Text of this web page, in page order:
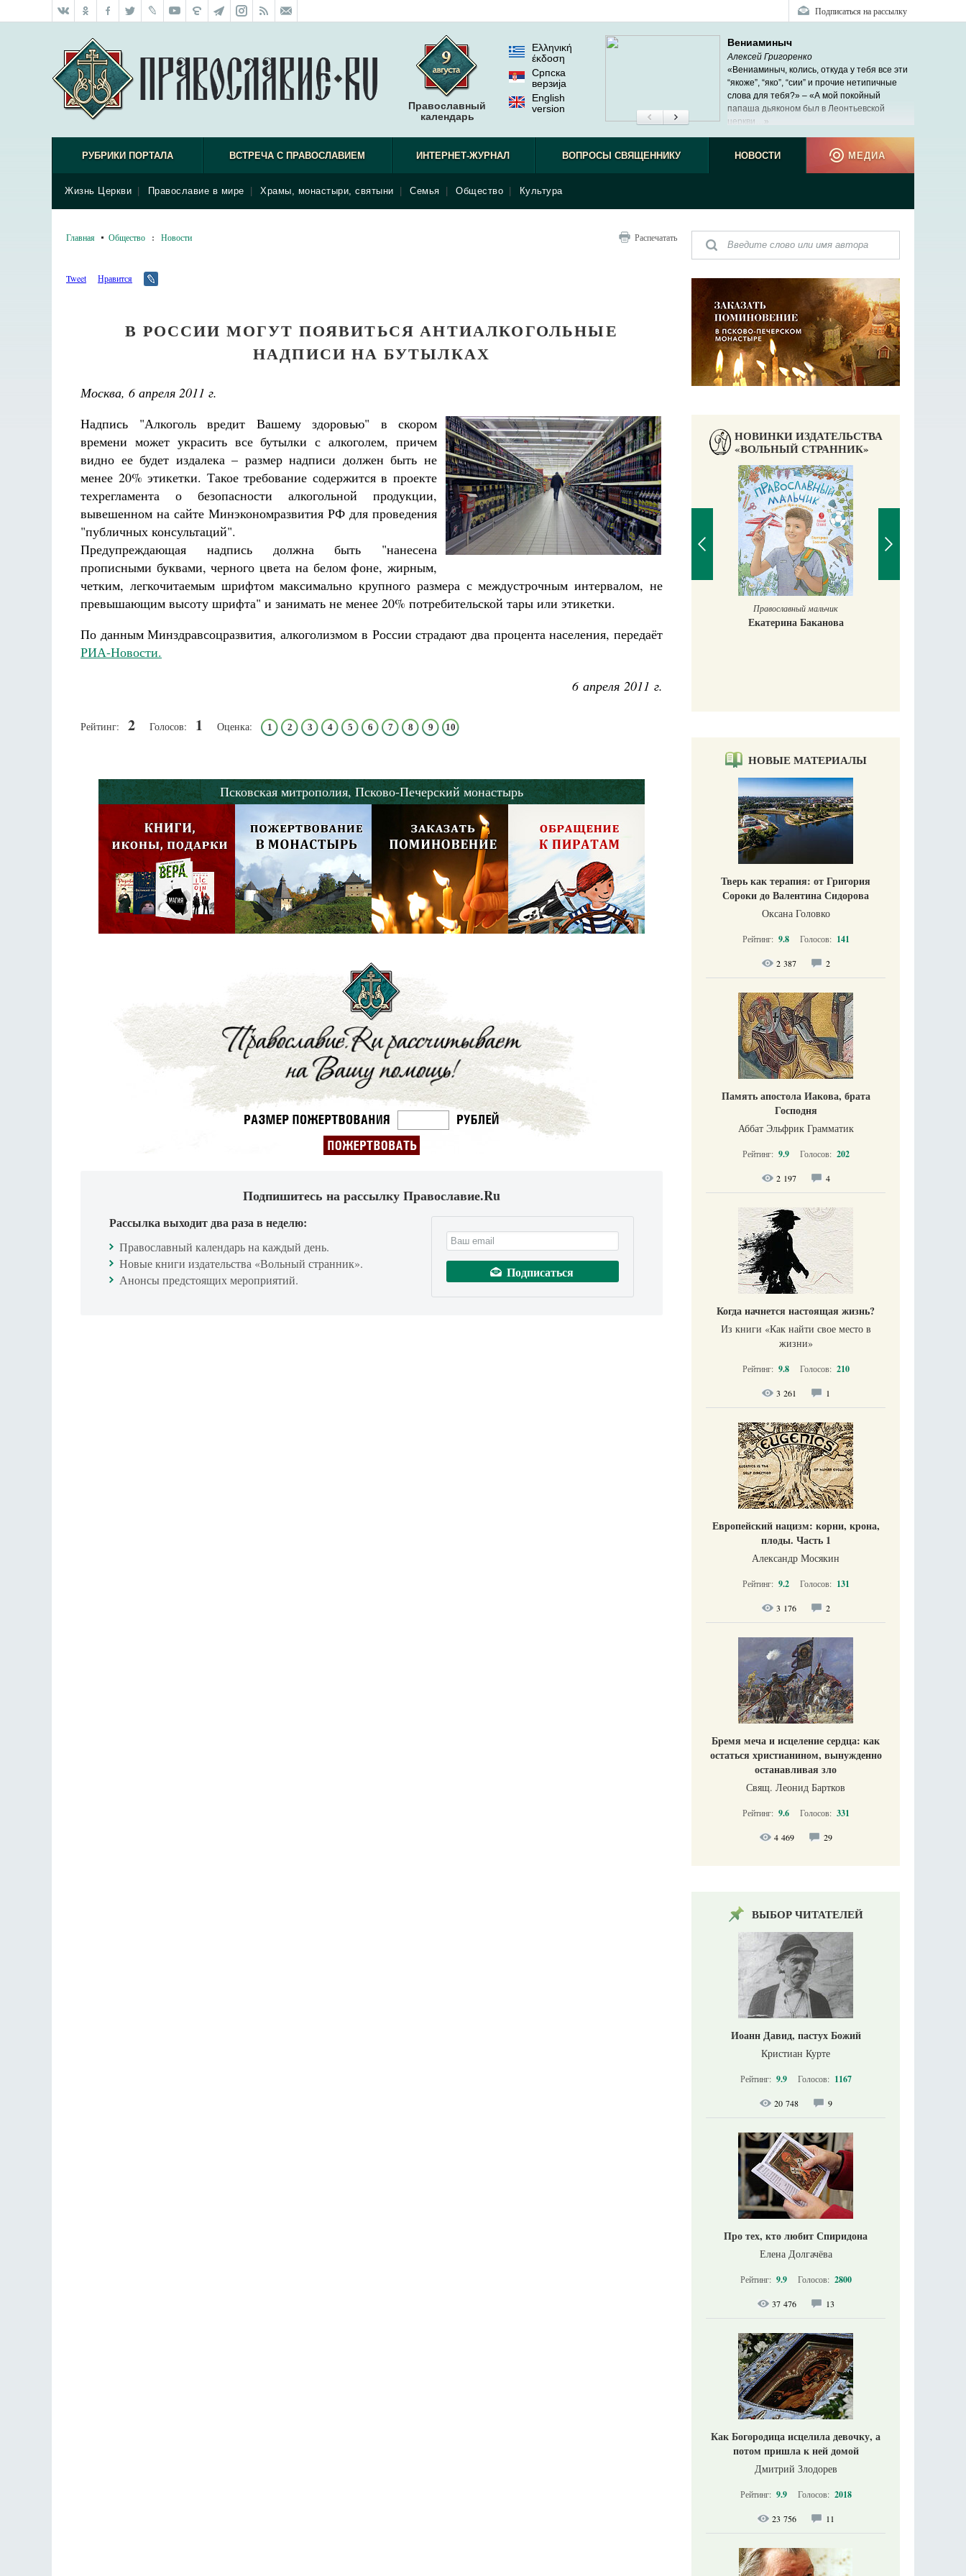
Подписаться на рассылку
Православный
календарь
Ελληνική
έκδοση
Српска
верзиjа
English
version
Вениаминыч
Алексей Григоренко
«Вениаминыч, колись, откуда у тебя все эти
“якоже”, “яко”, “сии” и прочие нетипичные
слова для тебя?» – «А мой покойный
папаша дьяконом был в Леонтьевской
церкви…»
РУБРИКИ ПОРТАЛА ВСТРЕЧА С ПРАВОСЛАВИЕМ ИНТЕРНЕТ-ЖУРНАЛ ВОПРОСЫ СВЯЩЕННИКУ НОВОСТИ
Жизнь Церкви Православие в мире Храмы, монастыри, святыни Семья Общество Культура
МЕДИА
Главная Общество : Новости Распечатать
Tweet Нравится
В РОССИИ МОГУТ ПОЯВИТЬСЯ АНТИАЛКОГОЛЬНЫЕ
НАДПИСИ НА БУТЫЛКАХ
Москва, 6 апреля 2011 г.
Надпись "Алкоголь вредит Вашему здоровью" в скором
времени может украсить все бутылки с алкоголем, причем
видно ее будет издалека – размер надписи должен быть не
менее 20% этикетки. Такое требование содержится в проекте
техрегламента о безопасности алкогольной продукции,
вывешенном на сайте Минэкономразвития РФ для проведения
"публичных консультаций".
Предупреждающая надпись должна быть "нанесена
прописными буквами, черного цвета на белом фоне, жирным,
четким, легкочитаемым шрифтом максимально крупного размера с междустрочным интервалом, не
превышающим высоту шрифта" и занимать не менее 20% потребительской тары или этикетки.
По данным Минздравсоцразвития, алкоголизмом в России страдают два процента населения, передаёт
РИА-Новости.
6 апреля 2011 г.
Рейтинг: 2 Голосов: 1 Оценка: 1 2 3 4 5 6 7 8 9 10
Псковская митрополия, Псково-Печерский монастырь
Подпишитесь на рассылку Православие.Ru
Рассылка выходит два раза в неделю:
Православный календарь на каждый день.
Новые книги издательства «Вольный странник».
Анонсы предстоящих мероприятий.
НОВИНКИ ИЗДАТЕЛЬСТВА
«ВОЛЬНЫЙ СТРАННИК»
Великомученик Георгий Победоносец. Научись у
святого
Роман Котов
Православный мальчик
НОВЫЕ МАТЕРИАЛЫ
Тверь как терапия: от Григория
Сороки до Валентина Сидорова
Оксана Головко
Рейтинг: 9.8 Голосов: 141
2 387 2
Память апостола Иакова, брата
Господня
Аббат Эльфрик Грамматик
Рейтинг: 9.9 Голосов: 202
2 197 4
Когда начнется настоящая жизнь?
Из книги «Как найти свое место в
жизни​»
Рейтинг: 9.8 Голосов: 210
3 261 1
Европейский нацизм: корни, крона,
плоды. Часть 1
Александр Мосякин
Рейтинг: 9.2 Голосов: 131
3 176 2
Бремя меча и исцеление сердца: как
остаться христианином, вынужденно
останавливая зло
Свящ. Леонид Бартков
Рейтинг: 9.6 Голосов: 331
4 469 29
ВЫБОР ЧИТАТЕЛЕЙ
Иоанн Давид, пастух Божий
Кристиан Курте
Рейтинг: 9.9 Голосов: 1167
20 748 9
Про тех, кто любит Спиридона
Елена Долгачёва
Рейтинг: 9.9 Голосов: 2800
37 476 13
Как Богородица исцелила девочку, а
потом пришла к ней домой
Дмитрий Злодорев
Рейтинг: 9.9 Голосов: 2018
23 756 11